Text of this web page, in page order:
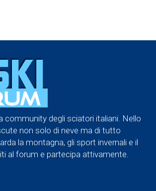
community degli sciatori italiani. Nello
non solo di neve ma di tutto
la montagna, gli sport invernali e il
al forum e partecipa attivamente.